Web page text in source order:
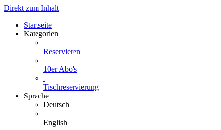
Direkt zum Inhalt
Startseite
Kategorien
Reservieren
10er Abo's
Tischreservierung
Sprache
Deutsch
English